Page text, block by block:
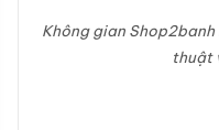
Không gian
thuật